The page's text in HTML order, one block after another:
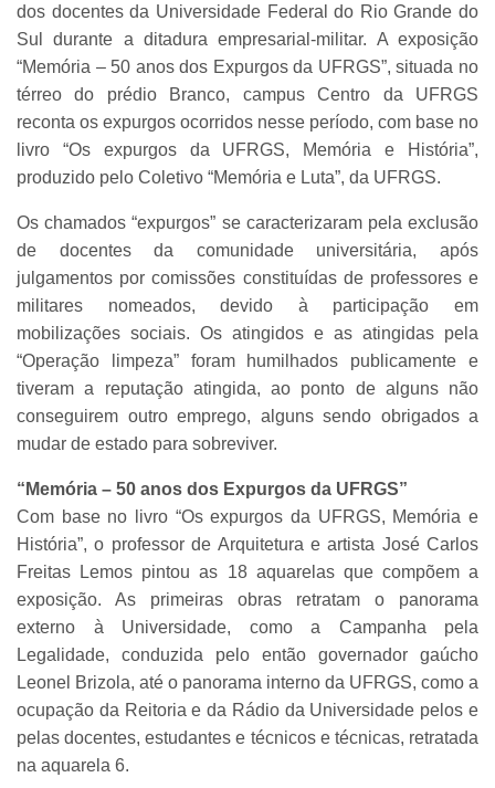
dos docentes da Universidade Federal do Rio Grande do
Sul durante a ditadura empresarial-militar. A exposição
“Memória – 50 anos dos Expurgos da UFRGS”, situada no
térreo do prédio Branco, campus Centro da UFRGS
reconta os expurgos ocorridos nesse período, com base no
livro “Os expurgos da UFRGS, Memória e História”,
produzido pelo Coletivo “Memória e Luta”, da UFRGS.
Os chamados “expurgos” se caracterizaram pela exclusão
de docentes da comunidade universitária, após
julgamentos por comissões constituídas de professores e
militares nomeados, devido à participação em
mobilizações sociais. Os atingidos e as atingidas pela
“Operação limpeza” foram humilhados publicamente e
tiveram a reputação atingida, ao ponto de alguns não
conseguirem outro emprego, alguns sendo obrigados a
mudar de estado para sobreviver.
“Memória – 50 anos dos Expurgos da UFRGS”
Com base no livro “Os expurgos da UFRGS, Memória e
História”, o professor de Arquitetura e artista José Carlos
Freitas Lemos pintou as 18 aquarelas que compõem a
exposição. As primeiras obras retratam o panorama
externo à Universidade, como a Campanha pela
Legalidade, conduzida pelo então governador gaúcho
Leonel Brizola, até o panorama interno da UFRGS, como a
ocupação da Reitoria e da Rádio da Universidade pelos e
pelas docentes, estudantes e técnicos e técnicas, retratada
na aquarela 6.